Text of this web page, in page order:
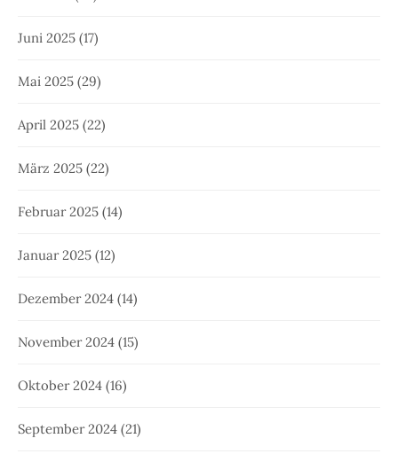
Juni 2025 (17)
Mai 2025 (29)
April 2025 (22)
März 2025 (22)
Februar 2025 (14)
Januar 2025 (12)
Dezember 2024 (14)
November 2024 (15)
Oktober 2024 (16)
September 2024 (21)